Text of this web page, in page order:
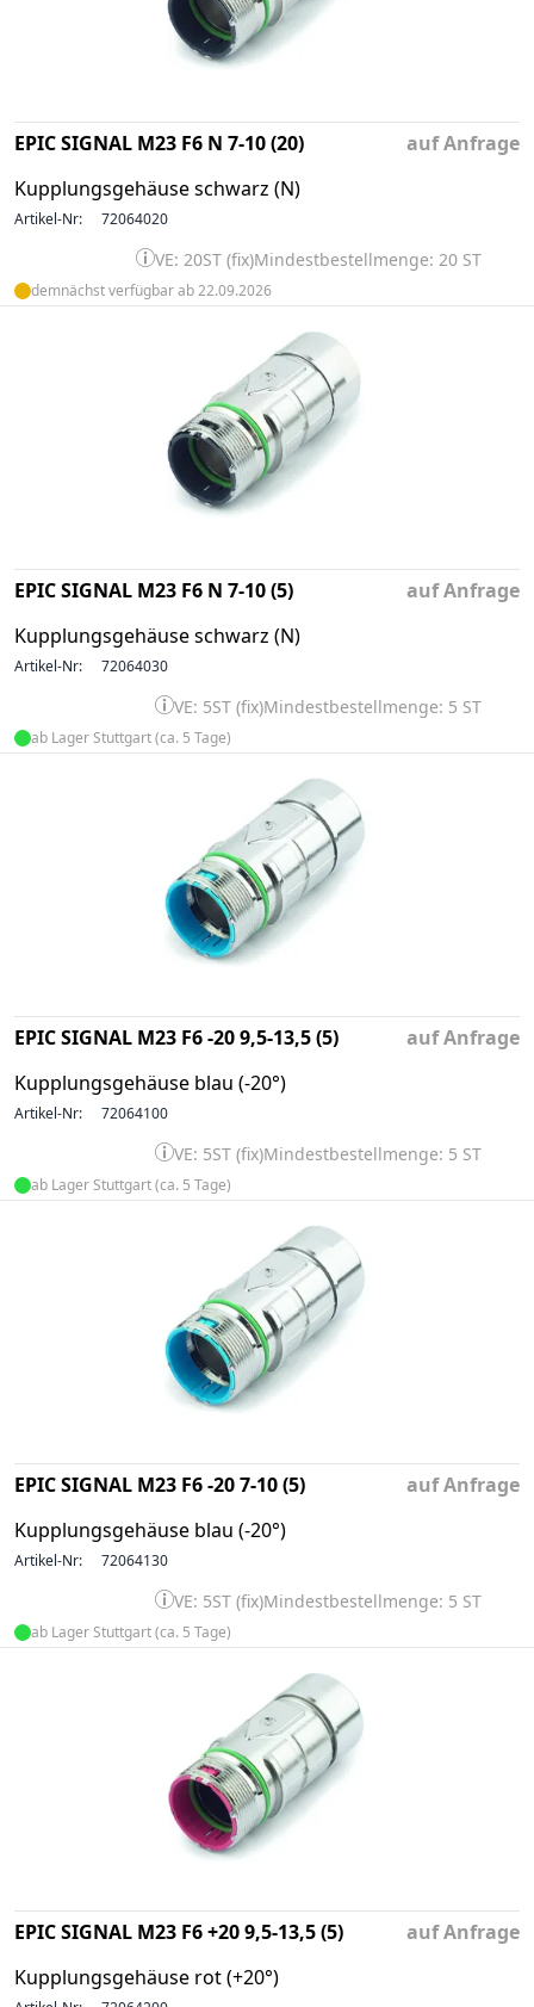
EPIC SIGNAL M23 F6 N 7-10 (20)
Kupplungsgehäuse schwarz (N)
auf Anfrage
Artikel-Nr: 72064020
VE: 20ST (fix)Mindestbestellmenge: 20 ST
demnächst verfügbar ab 22.09.2026
EPIC SIGNAL M23 F6 N 7-10 (5)
Kupplungsgehäuse schwarz (N)
auf Anfrage
Artikel-Nr: 72064030
VE: 5ST (fix)Mindestbestellmenge: 5 ST
ab Lager Stuttgart (ca. 5 Tage)
EPIC SIGNAL M23 F6 -20 9,5-13,5 (5)
Kupplungsgehäuse blau (-20°)
auf Anfrage
Artikel-Nr: 72064100
VE: 5ST (fix)Mindestbestellmenge: 5 ST
ab Lager Stuttgart (ca. 5 Tage)
EPIC SIGNAL M23 F6 -20 7-10 (5)
Kupplungsgehäuse blau (-20°)
auf Anfrage
Artikel-Nr: 72064130
VE: 5ST (fix)Mindestbestellmenge: 5 ST
ab Lager Stuttgart (ca. 5 Tage)
EPIC SIGNAL M23 F6 +20 9,5-13,5 (5)
Kupplungsgehäuse rot (+20°)
auf Anfrage